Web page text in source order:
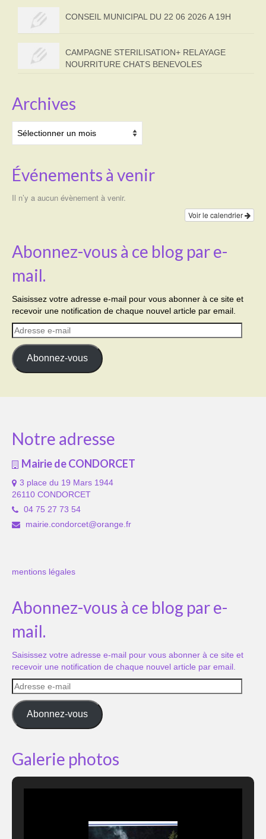
CONSEIL MUNICIPAL DU 22 06 2026 A 19H
CAMPAGNE STERILISATION+ RELAYAGE
NOURRITURE CHATS BENEVOLES
Archives
Événements à venir
Il n’y a aucun évènement à venir.
Voir le calendrier
Abonnez-vous à ce blog par e-
mail.
Saisissez votre adresse e-mail pour vous abonner à ce site et
recevoir une notification de chaque nouvel article par email.
Adresse
e-
mail
Abonnez-vous
Notre adresse
Mairie de CONDORCET
3 place du 19 Mars 1944
26110 CONDORCET
04 75 27 73 54
mairie.condorcet@orange.fr
mentions légales
Abonnez-vous à ce blog par e-
mail.
Saisissez votre adresse e-mail pour vous abonner à ce site et
recevoir une notification de chaque nouvel article par email.
Adresse
e-
mail
Abonnez-vous
Galerie photos